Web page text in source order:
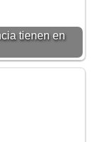
tienen en